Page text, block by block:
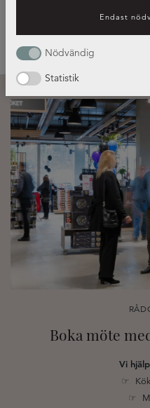
Endast
Nödvändig
Statistik
Boka möte
Vi
☞
☞